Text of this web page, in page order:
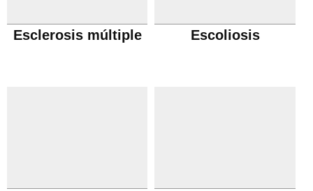
Esclerosis múltiple Escoliosis